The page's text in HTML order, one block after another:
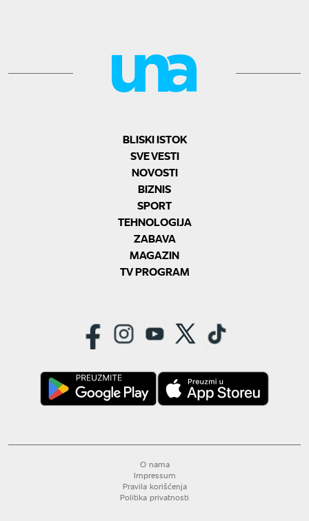
BLISKI ISTOK
SVE VESTI
NOVOSTI
BIZNIS
SPORT
TEHNOLOGIJA
ZABAVA
MAGAZIN
TV PROGRAM
O nama
Impressum
Pravila korišćenja
Politika privatnosti